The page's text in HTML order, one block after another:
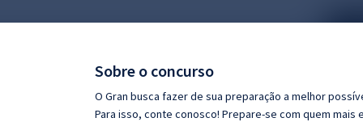
Sobre o concurso
O Gran busca fazer de sua preparação a melhor
Para isso, conte conosco! Prepare-se com quem mais